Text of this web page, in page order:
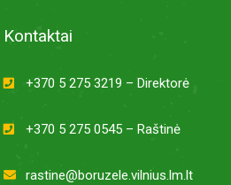
Kontaktai
+370 5 275 3219 – Direktorė
+370 5 275 0545 – Raštinė
rastine@boruzele.vilnius.lm.lt